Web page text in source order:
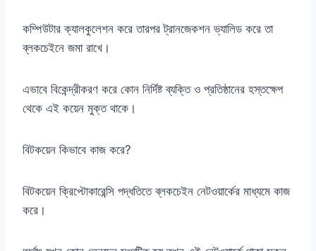
কম্পিউটার ক্যালকুলেশন করে তারপর ট্রানজেকশন ভ্যালিড করে তা
ব্লকচেইনে জমা রাখে।
এভাবে বিকেন্দ্রীকরণ করে কোন নির্দিষ্ট ব্যক্তি ও প্রতিষ্ঠানের হস্তক্ষেপ
থেকে এই কয়েন মুক্ত থাকে।
বিটকয়েন কিভাবে কাজ করে?
বিটকয়েন ক্রিপ্টোকারেন্সি পদ্ধতিতে ব্লকচেইন নেটওয়ার্কের মাধ্যমে কাজ
করে।